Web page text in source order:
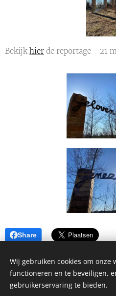
Bekijk hier de reportage - 21
Share
Wij gebruiken cookies om onze
functioneren en te beveiligen,
gebruikerservaring te bieden.